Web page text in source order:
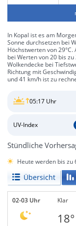
In Kopal ist es am
Sonne durchsetzen bei
Höchstwerten von
bei Werten von 20 bis
Wolkendecke bei
Richtung mit
und 41 km/h ist zu
05:17 Uhr
UV-Index
Stündliche
Heute werden bis
Übersicht
02-03 Uhr Klar
18°